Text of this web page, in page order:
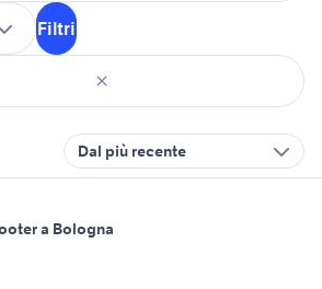
Filtri
Dal più recente
a Bologna